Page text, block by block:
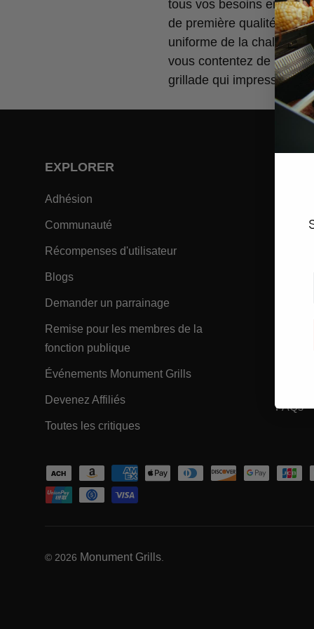
tous vos besoins en
de première qualité et
uniforme de la chaleur,
vous contentez de rien
grillade qui
EXPLORER
Adhésion
Communauté
Récompenses d'utilisateur- Within EXPLORER Footer
Blogs
Demander un parrainage - Within EXPLORER Footer
Remise pour les membres de la
fonction publique
Événements Monument Grills
Devenez Affiliés
Toutes les critiques
Centre
FAQs
Moyens de paiement acceptés
© 2026 Monument Grills